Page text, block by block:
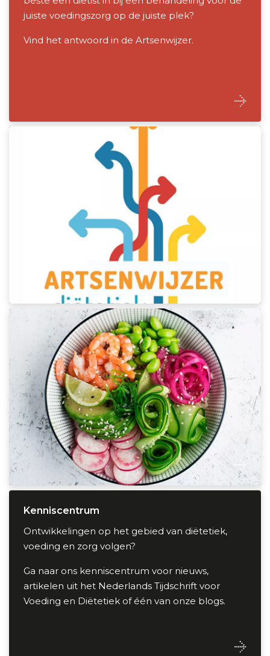
juiste voedingszorg op de juiste plek?
Vind het antwoord in de Artsenwijzer.
Kenniscentrum
Kenniscentrum
Ontwikkelingen op het gebied van diëtetiek,
voeding en zorg volgen?
Ga naar ons kenniscentrum voor nieuws,
artikelen uit het Nederlands Tijdschrift voor
Voeding en Diëtetiek of één van onze blogs.